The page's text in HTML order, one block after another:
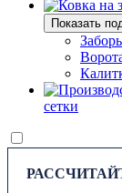
Показать
сетки